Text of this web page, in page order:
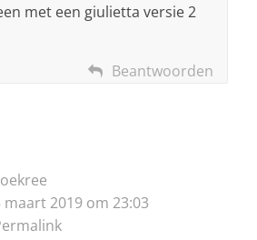
met een giulietta versie 2
Beantwoorden
maart 2019 om 23:03